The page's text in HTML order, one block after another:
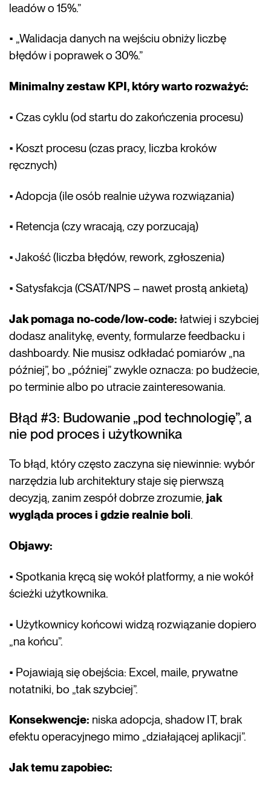
leadów o 15%.”
• „Walidacja danych na wejściu obniży liczbę
błędów i poprawek o 30%.”
Minimalny zestaw KPI, który warto rozważyć:
• Czas cyklu (od startu do zakończenia procesu)
• Koszt procesu (czas pracy, liczba kroków
ręcznych)
• Adopcja (ile osób realnie używa rozwiązania)
• Retencja (czy wracają, czy porzucają)
• Jakość (liczba błędów, rework, zgłoszenia)
• Satysfakcja (CSAT/NPS – nawet prostą ankietą)
Jak pomaga no-code/low-code: łatwiej i szybciej
dodasz analitykę, eventy, formularze feedbacku i
dashboardy. Nie musisz odkładać pomiarów „na
później”, bo „później” zwykle oznacza: po budżecie,
po terminie albo po utracie zainteresowania.
Błąd #3: Budowanie „pod technologię”, a
nie pod proces i użytkownika
To błąd, który często zaczyna się niewinnie: wybór
narzędzia lub architektury staje się pierwszą
decyzją, zanim zespół dobrze zrozumie,jak
wygląda proces i gdzie realnie boli.
Objawy:
• Spotkania kręcą się wokół platformy, a nie wokół
ścieżki użytkownika.
• Użytkownicy końcowi widzą rozwiązanie dopiero
„na końcu”.
• Pojawiają się obejścia: Excel, maile, prywatne
notatniki, bo „tak szybciej”.
Konsekwencje: niska adopcja, shadow IT, brak
efektu operacyjnego mimo „działającej aplikacji”.
Jak temu zapobiec: